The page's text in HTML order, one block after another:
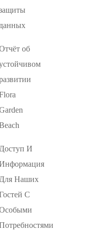
данных
об
Доступ И
Для Наших
С